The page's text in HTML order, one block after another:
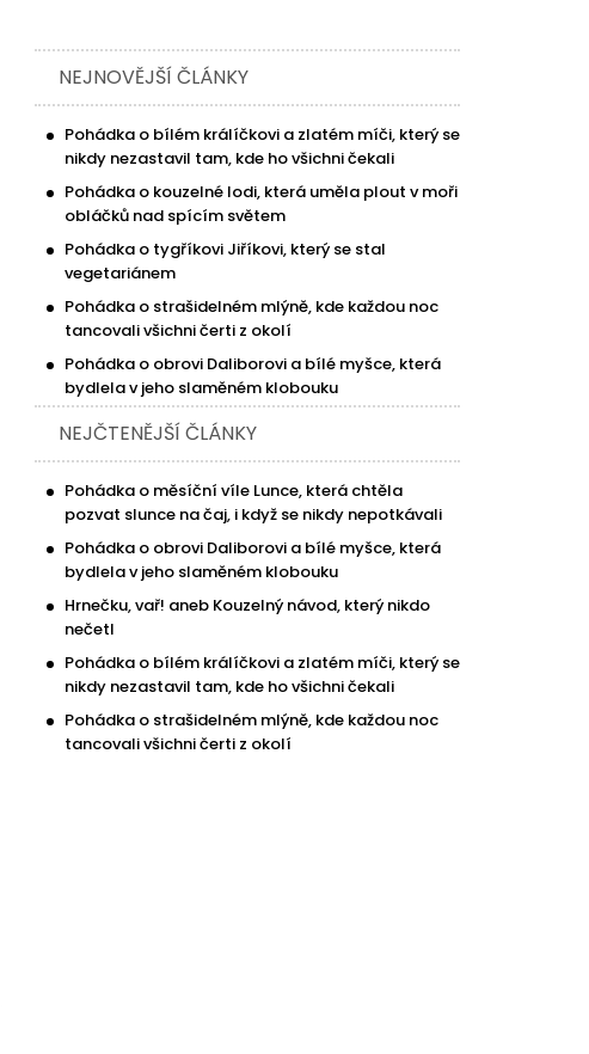
NEJNOVĚJŠÍ ČLÁNKY
Pohádka o bílém králíčkovi a zlatém míči, který se
nikdy nezastavil tam, kde ho všichni čekali
Pohádka o kouzelné lodi, která uměla plout v moři
obláčků nad spícím světem
Pohádka o tygříkovi Jiříkovi, který se stal
vegetariánem
Pohádka o strašidelném mlýně, kde každou noc
tancovali všichni čerti z okolí
Pohádka o obrovi Daliborovi a bílé myšce, která
bydlela v jeho slaměném klobouku
NEJČTENĚJŠÍ ČLÁNKY
Pohádka o měsíční víle Lunce, která chtěla
pozvat slunce na čaj, i když se nikdy nepotkávali
Pohádka o obrovi Daliborovi a bílé myšce, která
bydlela v jeho slaměném klobouku
Hrnečku, vař! aneb Kouzelný návod, který nikdo
nečetl
Pohádka o bílém králíčkovi a zlatém míči, který se
nikdy nezastavil tam, kde ho všichni čekali
Pohádka o strašidelném mlýně, kde každou noc
tancovali všichni čerti z okolí